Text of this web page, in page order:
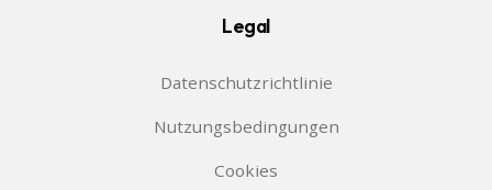
Legal
Datenschutzrichtlinie
Nutzungsbedingungen
Cookies